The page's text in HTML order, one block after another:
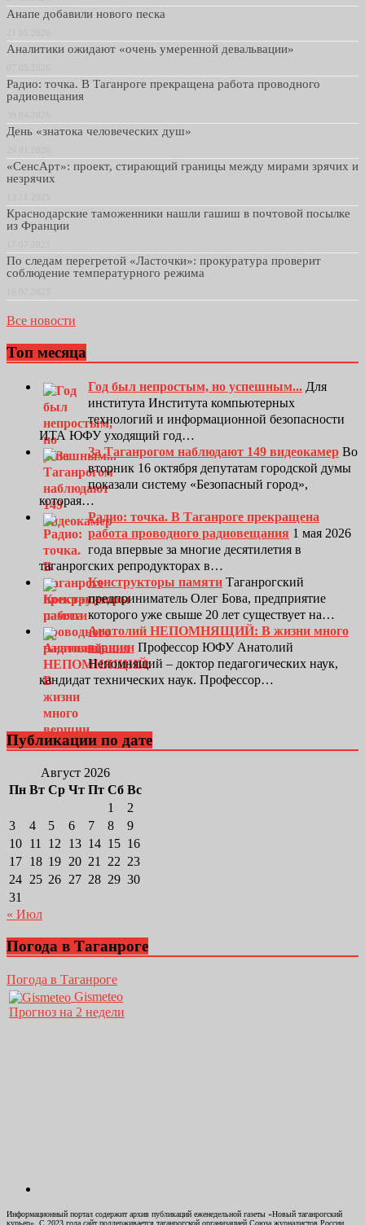
Анапе добавили нового песка
Аналитики ожидают «очень умеренной девальвации»
Радио: точка. В Таганроге прекращена работа проводного
радиовещания
День «знатока человеческих душ»
«СенсАрт»: проект, стирающий границы между мирами зрячих и
незрячих
Краснодарские таможенники нашли гашиш в почтовой посылке
из Франции
По следам перегретой «Ласточки»: прокуратура проверит
соблюдение температурного режима
Все новости
Топ месяца
Год был непростым, но успешным... Для
института Института компьютерных
технологий и информационной безопасности
ИТА ЮФУ уходящий год…
За Таганрогом наблюдают 149 видеокамер Во
вторник 16 октября депутатам городской думы
показали систему «Безопасный город»,
которая…
Радио: точка. В Таганроге прекращена
работа проводного радиовещания 1 мая 2026
года впервые за многие десятилетия в
таганрогских репродукторах в…
Конструкторы памяти Таганрогский
предприниматель Олег Бова, предприятие
которого уже свыше 20 лет существует на…
Анатолий НЕПОМНЯЩИЙ: В жизни много
вершин Профессор ЮФУ Анатолий
Непомнящий – доктор педагогических наук,
кандидат технических наук. Профессор…
Публикации по дате
Август 2026
Пн Вт Ср Чт Пт Сб Вс
1
2
3
4 5 6 7 8
9
10 11 12 13 14 15 16
17 18 19 20 21 22 23
24 25 26 27 28 29 30
31
« Июл
Погода в Таганроге
Погода в Таганроге
Gismeteo
Прогноз на 2 недели
Информационный портал содержит архив публикаций еженедельной газеты «Новый таганрогский
курьер». С 2023 года сайт поддерживается таганрогской организацией Союза журналистов России.